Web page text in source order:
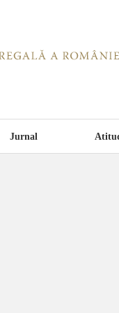
Jurnal